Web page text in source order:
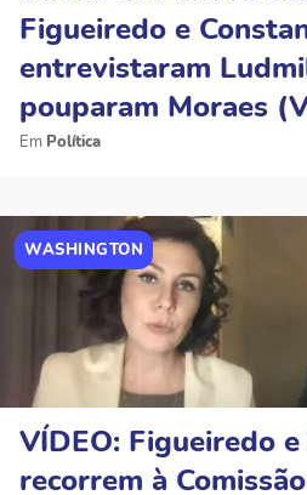
Figueiredo e
entrevistaram
pouparam Moraes
Política
WASHINGTON
VÍDEO: Figueiredo
recorrem à